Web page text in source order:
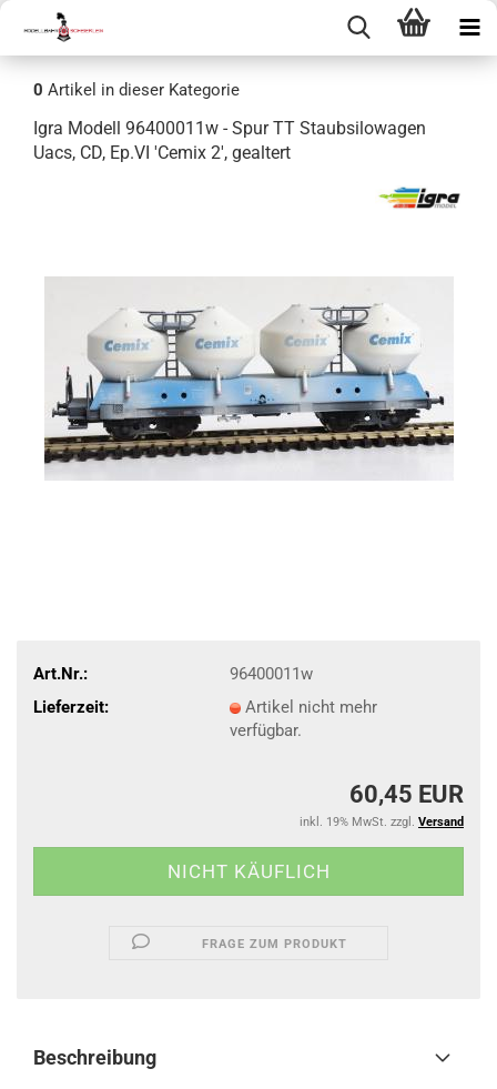
0 Artikel in dieser Kategorie
Igra Modell 96400011w - Spur TT Staubsilowagen
Uacs, CD, Ep.VI 'Cemix 2', gealtert
Art.Nr.:
96400011w
Lieferzeit:
Artikel nicht mehr
verfügbar.
60,45 EUR
inkl. 19% MwSt. zzgl. Versand
FRAGE ZUM PRODUKT
Beschreibung